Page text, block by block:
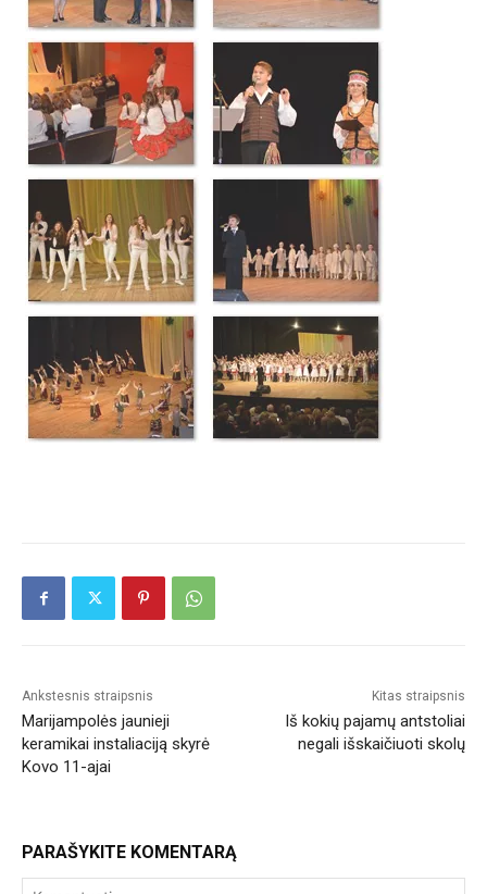
Ankstesnis straipsnis
Marijampolės jaunieji
keramikai instaliaciją skyrė
Kovo 11-ajai
Kitas straipsnis
Iš kokių pajamų antstoliai
negali išskaičiuoti skolų
PARAŠYKITE KOMENTARĄ